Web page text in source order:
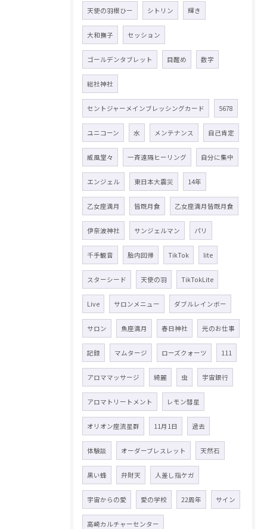
天使の羽根ひー シトリン 輝き
大和撫子 セッション
ゴールデンタブレット 目醒め 数字
総社神社
セントジャーメインブレッシングカード 5678
ユニコーン 水 メンテナンス 自己肯定
威風堂々 一斉遠隔ヒーリング 自分に集中
エンジェル 東日本大震災 14年
乙女座満月 皆既月食 乙女座満月皆既月食
伊奈波神社 サンジェルマン パリ
千手観音 胎内回帰 TikTok lite
スターシード 天使の羽 TikTokLite
Live サロンメニュー ダブルレインボー
サロン 魚座満月 春日神社 光のお仕事
記録 マムタージ ローズクォーツ 111
アロママッサージ 綺麗 虫 宇宙銀行
アロマトリートメント レモン彗星
オリオン座流星群 11月1日 過去
体験談 オーダーブレスレット 天然石
黒い蜂 弁財天 人差し指ケガ
宇宙からの愛 愛の学校 22周年 サイン
高崎カルチャーセンター